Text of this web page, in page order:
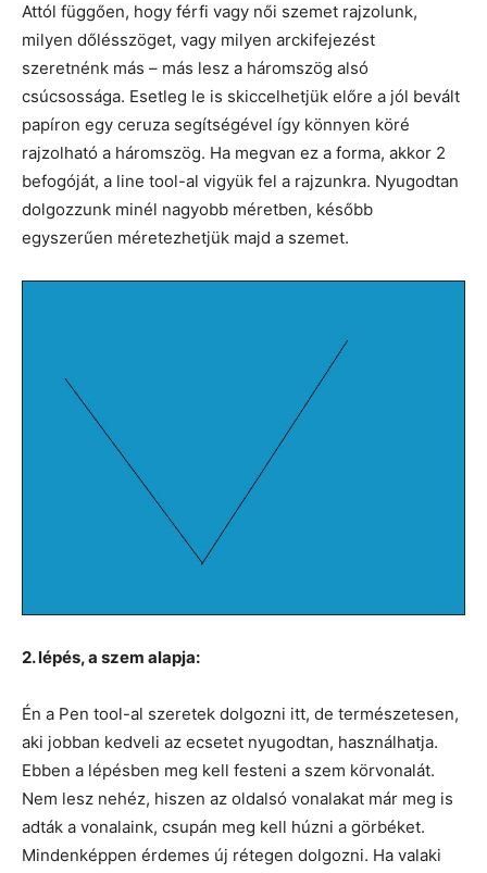
Attól függően, hogy férfi vagy női szemet rajzolunk,
milyen dőlésszöget, vagy milyen arckifejezést
szeretnénk más – más lesz a háromszög alsó
csúcsossága. Esetleg le is skiccelhetjük előre a jól bevált
papíron egy ceruza segítségével így könnyen köré
rajzolható a háromszög. Ha megvan ez a forma, akkor 2
befogóját, a line tool-al vigyük fel a rajzunkra. Nyugodtan
dolgozzunk minél nagyobb méretben, később
egyszerűen méretezhetjük majd a szemet.
2. lépés, a szem alapja:
Én a Pen tool-al szeretek dolgozni itt, de természetesen,
aki jobban kedveli az ecsetet nyugodtan, használhatja.
Ebben a lépésben meg kell festeni a szem körvonalát.
Nem lesz nehéz, hiszen az oldalsó vonalakat már meg is
adták a vonalaink, csupán meg kell húzni a görbéket.
Mindenképpen érdemes új rétegen dolgozni. Ha valaki